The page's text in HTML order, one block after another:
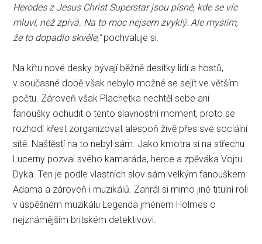
Herodes z Jesus Christ Superstar jsou písně, kde se víc
mluví, než zpívá. Na to moc nejsem zvyklý. Ale myslím,
že to dopadlo skvěle,“pochvaluje si.
Na křtu nové desky bývají běžně desítky lidí a hostů,
v současné době však nebylo možné se sejít ve větším
počtu. Zároveň však Plachetka nechtěl sebe ani
fanoušky ochudit o tento slavnostní moment, proto se
rozhodl křest zorganizovat alespoň živě přes své sociální
sítě. Naštěstí na to nebyl sám. Jako kmotra si na střechu
Lucerny pozval svého kamaráda, herce a zpěváka Vojtu
Dyka. Ten je podle vlastních slov sám velkým fanouškem
Adama a zároveň i muzikálů. Zahrál si mimo jiné titulní roli
v úspěšném muzikálu Legenda jménem Holmes o
nejznámějším britském detektivovi.